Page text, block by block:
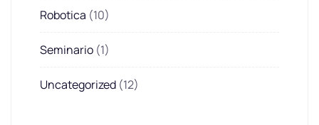
Robotica (10)
Seminario (1)
Uncategorized (12)